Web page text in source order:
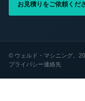
お見積りをご依頼くだ
© ウェルド・マシニング。
プライバシー連絡先